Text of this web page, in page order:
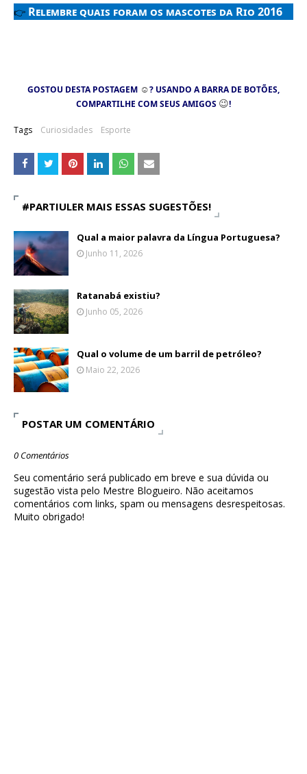
👉 Relembre quais foram os mascotes da Rio 2016
GOSTOU DESTA POSTAGEM ☺? USANDO A BARRA DE BOTÕES,
COMPARTILHE COM SEUS AMIGOS 😉!
Tags Curiosidades Esporte
#PARTIULER MAIS ESSAS SUGESTÕES!
Qual a maior palavra da Língua Portuguesa?
Junho 11, 2026
Ratanabá existiu?
Junho 05, 2026
Qual o volume de um barril de petróleo?
Maio 22, 2026
POSTAR UM COMENTÁRIO
0 Comentários
Seu comentário será publicado em breve e sua dúvida ou
sugestão vista pelo Mestre Blogueiro. Não aceitamos
comentários com links, spam ou mensagens desrespeitosas.
Muito obrigado!